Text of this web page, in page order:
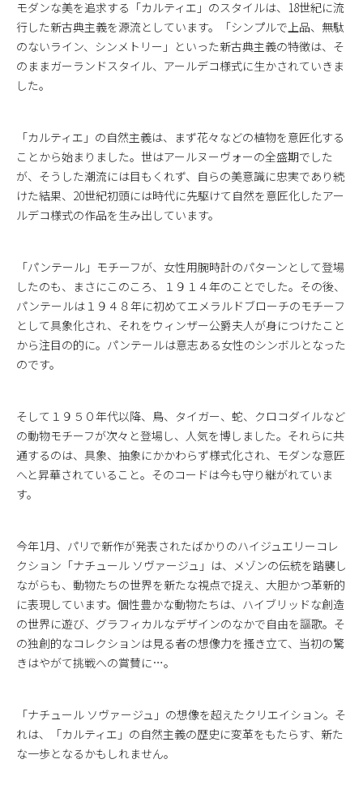
モダンな美を追求する「カルティエ」のスタイルは、18世紀に流
行した新古典主義を源流としています。「シンプルで上品、無駄
のないライン、シンメトリー」といった新古典主義の特徴は、そ
のままガーランドスタイル、アールデコ様式に生かされていきま
した。
「カルティエ」の自然主義は、まず花々などの植物を意匠化する
ことから始まりました。世はアールヌーヴォーの全盛期でした
が、そうした潮流には目もくれず、自らの美意識に忠実であり続
けた結果、20世紀初頭には時代に先駆けて自然を意匠化したアー
ルデコ様式の作品を生み出しています。
「パンテール」モチーフが、女性用腕時計のパターンとして登場
したのも、まさにこのころ、１９１４年のことでした。その後、
パンテールは１９４８年に初めてエメラルドブローチのモチーフ
として具象化され、それをウィンザー公爵夫人が身につけたこと
から注目の的に。パンテールは意志ある女性のシンボルとなった
のです。
そして１９５０年代以降、鳥、タイガー、蛇、クロコダイルなど
の動物モチーフが次々と登場し、人気を博しました。それらに共
通するのは、具象、抽象にかかわらず様式化され、モダンな意匠
へと昇華されていること。そのコードは今も守り継がれていま
す。
今年1月、パリで新作が発表されたばかりのハイジュエリーコレ
クション「ナチュール ソヴァージュ」は、メゾンの伝統を踏襲し
ながらも、動物たちの世界を新たな視点で捉え、大胆かつ革新的
に表現しています。個性豊かな動物たちは、ハイブリッドな創造
の世界に遊び、グラフィカルなデザインのなかで自由を謳歌。そ
の独創的なコレクションは見る者の想像力を搔き立て、当初の驚
きはやがて挑戦への賞賛に…。
「ナチュール ソヴァージュ」の想像を超えたクリエイション。そ
れは、「カルティエ」の自然主義の歴史に変革をもたらす、新た
な一歩となるかもしれません。